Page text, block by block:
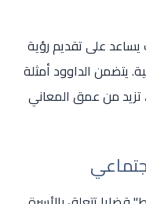
يساعد على تقديم رؤية
يتضمن الداوود أمثلة
تزيد من عمق المعاني